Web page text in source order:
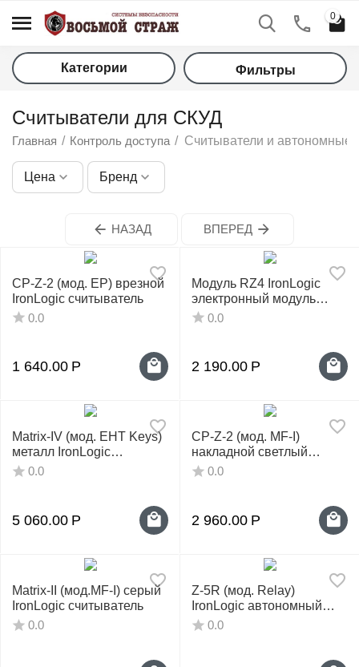
0
Категории Фильтры
Считыватели для СКУД
Главная / Контроль доступа / Считыватели и автономные
Цена Бренд
НАЗАД ВПЕРЕД
CP-Z-2 (мод. EP) врезной
IronLogic считыватель
0.0
1 640.00 Р
Модуль RZ4 IronLogic
электронный модуль
RFID-считывателя
0.0
2 190.00 Р
Matrix-IV (мод. EHT Keys)
металл IronLogic
считыватель
0.0
5 060.00 Р
CP-Z-2 (мод. MF-I)
накладной светлый
IronLogic считыватель
0.0
2 960.00 Р
Matrix-II (мод.MF-I) серый
IronLogic считыватель
0.0
Z-5R (мод. Relay)
IronLogic автономный
контроллер
0.0